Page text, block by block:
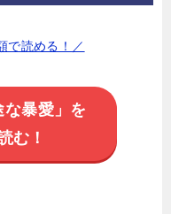
で読める！／
な暴愛」を
む！